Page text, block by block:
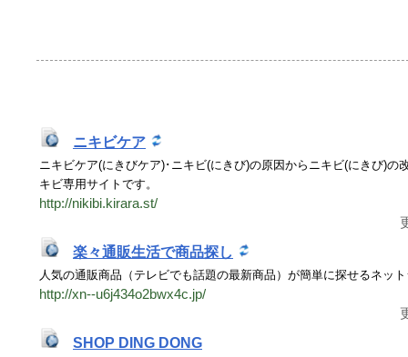
ニキビケア
ニキビケア(にきびケア)･ニキビ(にきび)の原因からニキビ(にきび)の
キビ専用サイトです。
http://nikibi.kirara.st/
楽々通販生活で商品探し
人気の通販商品（テレビでも話題の最新商品）が簡単に探せるネッ
http://xn--u6j434o2bwx4c.jp/
SHOP DING DONG